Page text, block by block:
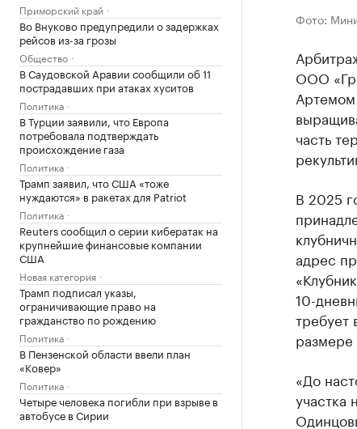
Приморский край
Во Внуково предупредили о задержках
рейсов из-за грозы
Общество
В Саудовской Аравии сообщили об 11
пострадавших при атаках хуситов
Политика
В Турции заявили, что Европа
потребовала подтверждать
происхождение газа
Политика
Трамп заявил, что США «тоже
нуждаются» в ракетах для Patriot
Политика
Reuters сообщил о серии кибератак на
крупнейшие финансовые компании
США
Новая категория
Трамп подписал указы,
ограничивающие право на
гражданство по рождению
Политика
В Пензенской области ввели план
«Ковер»
Политика
Четыре человека погибли при взрыве в
автобусе в Сирии
Фото:
ООО
Артемом
часть
В 2025
адрес
10-
требует
размере
«До
участка